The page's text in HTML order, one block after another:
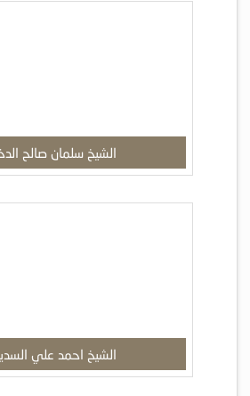
الشيخ سلمان صالح
الشيخ احمد علي